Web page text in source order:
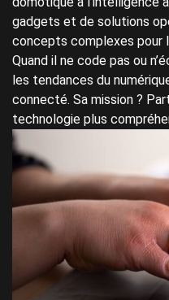
gadgets et de solutions
concepts complexes pour
Quand il ne code pas ou
les tendances du
connecté. Sa mission ?
technologie plus